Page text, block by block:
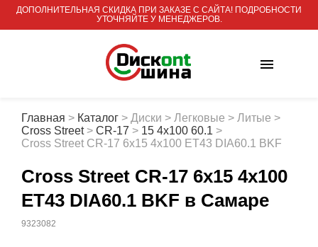
ДОПОЛНИТЕЛЬНАЯ СКИДКА ПРИ ЗАКАЗЕ С САЙТА! ПОДРОБНОСТИ
УТОЧНЯЙТЕ У МЕНЕДЖЕРОВ.
Главная > Каталог > Диски > Легковые > Литые >
Cross Street> CR-17 > 15 4x100 60.1 >
Cross Street CR-17 6x15 4x100 ET43 DIA60.1 BKF
Cross Street CR-17 6x15 4x100
ET43 DIA60.1 BKF в Самаре
9323082